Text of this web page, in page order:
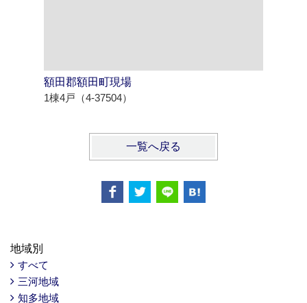
額田郡額田町現場
1棟4戸（4-37504）
一覧へ戻る
地域別
すべて
三河地域
知多地域